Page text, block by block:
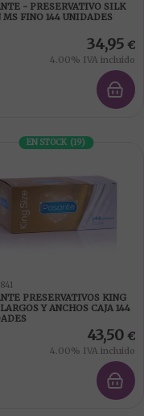
- PRESERVATIVO SILK
MS FINO 144 UNIDADES
34,95 €
4.00% IVA incluido
EN STOCK (19)
PRESERVATIVOS KING
Y ANCHOS CAJA 144
43,50 €
4.00% IVA incluido